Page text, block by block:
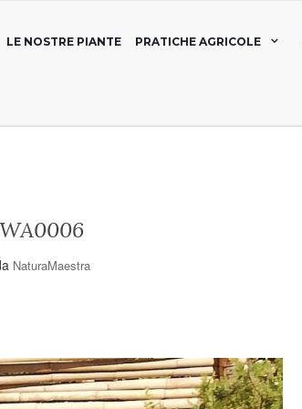
LE NOSTRE PIANTE PRATICHE AGRICOLE
NaturaMaestra